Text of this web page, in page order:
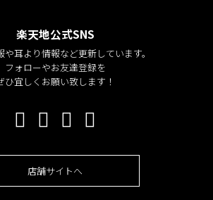
楽天地公式SNS
や耳より情報など更新しています。
フォローやお友達登録を
ひ宜しくお願い致します！
店舗サイトへ